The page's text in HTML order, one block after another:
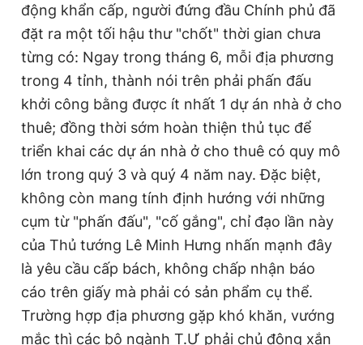
động khẩn cấp, người đứng đầu Chính phủ đã
đặt ra một tối hậu thư "chốt" thời gian chưa
từng có: Ngay trong tháng 6, mỗi địa phương
trong 4 tỉnh, thành nói trên phải phấn đấu
khởi công bằng được ít nhất 1 dự án nhà ở cho
thuê; đồng thời sớm hoàn thiện thủ tục để
triển khai các dự án nhà ở cho thuê có quy mô
lớn trong quý 3 và quý 4 năm nay. Đặc biệt,
không còn mang tính định hướng với những
cụm từ "phấn đấu", "cố gắng", chỉ đạo lần này
của Thủ tướng Lê Minh Hưng nhấn mạnh đây
là yêu cầu cấp bách, không chấp nhận báo
cáo trên giấy mà phải có sản phẩm cụ thể.
Trường hợp địa phương gặp khó khăn, vướng
mắc thì các bộ ngành T.Ư phải chủ động xắn